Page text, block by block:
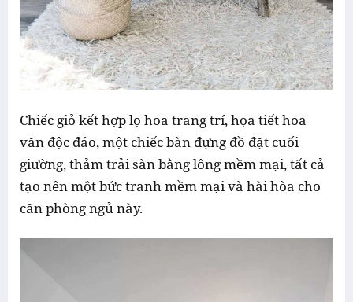
Chiếc giỏ kết hợp lọ hoa trang trí, họa tiết hoa
văn độc đáo, một chiếc bàn đựng đồ đặt cuối
giường, thảm trải sàn bằng lông mềm mại, tất cả
tạo nên một bức tranh mềm mại và hài hòa cho
căn phòng ngủ này.